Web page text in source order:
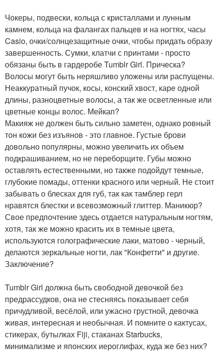
Чокеры, подвески, кольца с кристаллами и лунным
камнем, кольца на фалангах пальцев и на ногтях, часы
Casio, очки/солнцезащитные очки, чтобы придать образу
завершенность. Сумки, клатчи с принтами - просто
обязаны быть в гардеробе Tumblr Girl. Прическа?
Волосы могут быть неряшливо уложены или распущены.
Неаккуратный пучок, косы, конский хвост, каре одной
длины, разноцветные волосы, а так же осветленные или
цветные концы волос. Мейкап?
Макияж не должен быть сильно заметен, однако ровный
тон кожи без изъянов - это главное. Густые брови
довольно популярны, можно увеличить их объем
подкрашиванием, но не переборщите. Губы можно
оставлять естественными, но также подойдут темные,
глубокие помады, оттенки красного или черный. Не стоит
забывать о блесках для губ, так как тамблер герл
нравятся блестки и всевозможный глиттер. Маникюр?
Свое предпочтение здесь отдается натуральным ногтям,
хотя, так же можно красить их в темные цвета,
используются голографические лаки, матово - черный,
делаются зеркальные ногти, лак "Конфетти" и другие.
Заключение?
Tumblr Girl должна быть свободной девочкой без
предрассудков, она не стесняясь показывает себя
причудливой, весёлой, или ужасно грустной, девочка
живая, интересная и необычная. И помните о кактусах,
стикерах, бутылках Fiji, стаканах Starbucks,
минимализме и японских иероглифах, куда же без них?